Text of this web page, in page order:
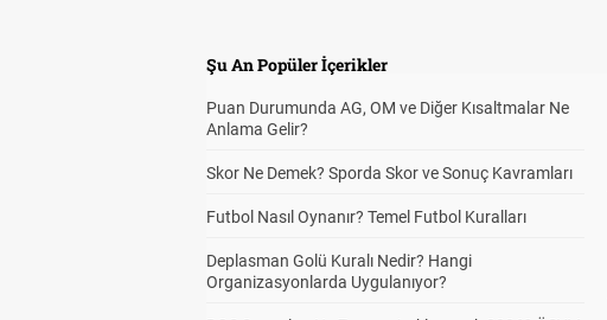
Şu An Popüler İçerikler
Puan Durumunda AG, OM ve Diğer Kısaltmalar Ne
Anlama Gelir?
Skor Ne Demek? Sporda Skor ve Sonuç Kavramları
Futbol Nasıl Oynanır? Temel Futbol Kuralları
Deplasman Golü Kuralı Nedir? Hangi
Organizasyonlarda Uygulanıyor?